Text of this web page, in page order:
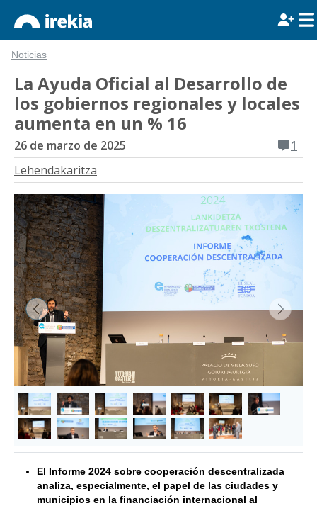
Noticias
La Ayuda Oficial al Desarrollo de
los gobiernos regionales y locales
aumenta en un % 16
26 de marzo de 2025
1
Lehendakaritza
&lsaquo; Anterior
El Informe 2024 sobre cooperación descentralizada
analiza, especialmente, el papel de las ciudades y
municipios en la financiación internacional al